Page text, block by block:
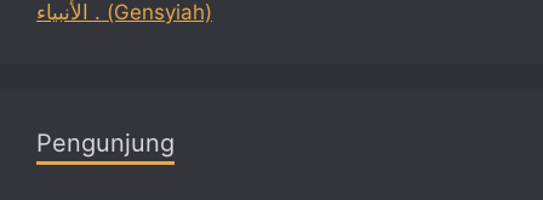
الأنبياء . (Gensyiah)
Pengunjung